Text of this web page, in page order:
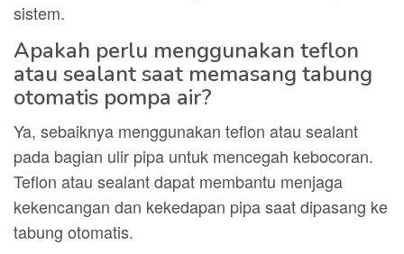
sistem.
Apakah perlu menggunakan teflon
atau sealant saat memasang tabung
otomatis pompa air?
Ya, sebaiknya menggunakan teflon atau sealant
pada bagian ulir pipa untuk mencegah kebocoran.
Teflon atau sealant dapat membantu menjaga
kekencangan dan kekedapan pipa saat dipasang ke
tabung otomatis.